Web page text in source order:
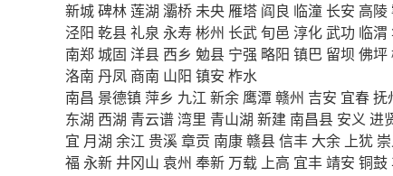
新城碑林莲湖 灞桥未央 雁塔 阎良 临潼 长安 高陵
泾阳 乾县礼泉 永寿彬州 长武旬邑 淳化武功 临渭
南郑城固 洋县 西乡 勉县 宁强 略阳 镇巴 留坝 佛坪
洛南 丹凤 商南 山阳 镇安 柞水
南昌 景德镇萍乡 九江 新余 鹰潭赣州 吉安 宜春抚
东湖 西湖 青云谱湾里 青山湖 新建 南昌县 安义 进
宜 月湖 余江 贵溪章贡 南康赣县信丰 大余 上犹
福 永新 井冈山 袁州 奉新 万载 上高 宜丰靖安 铜鼓